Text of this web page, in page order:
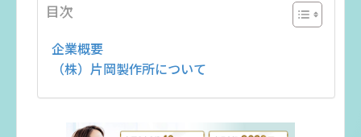
目次
企業概要
（株）片岡製作所について